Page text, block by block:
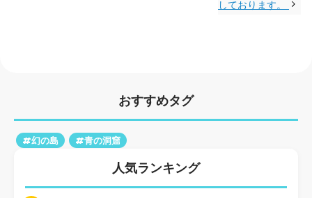
しております。
おすすめタグ
#幻の島 #青の洞窟
人気ランキング